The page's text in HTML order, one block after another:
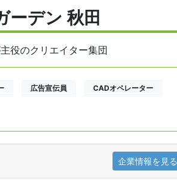
ーデン 秋田
役のクリエイター集団
広告宣伝員 CADオペレーター
企業情報を見る